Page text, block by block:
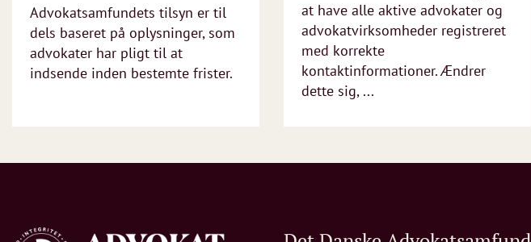
Advokatsamfundets tilsyn er til
dels baseret på oplysninger, som
advokater har pligt til at
indsende inden bestemte frister.
at have alle aktive advokater og
advokatvirksomheder registreret
med korrekte
kontaktinformationer. Ændrer
dette sig, ...